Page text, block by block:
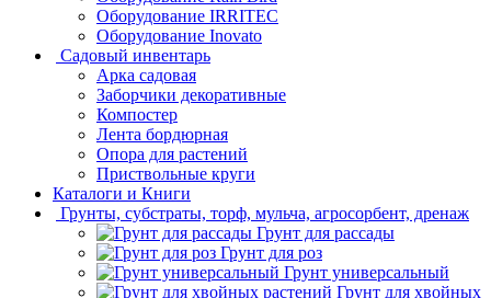
Оборудование IRRITEC
Оборудование Inovato
Садовый инвентарь
Арка садовая
Заборчики декоративные
Компостер
Лента бордюрная
Опора для растений
Приствольные круги
Каталоги и Книги
Грунты, субстраты, торф, мульча, агросорбент, дренаж
Грунт для рассады
Грунт для роз
Грунт универсальный
Грунт для хвойных